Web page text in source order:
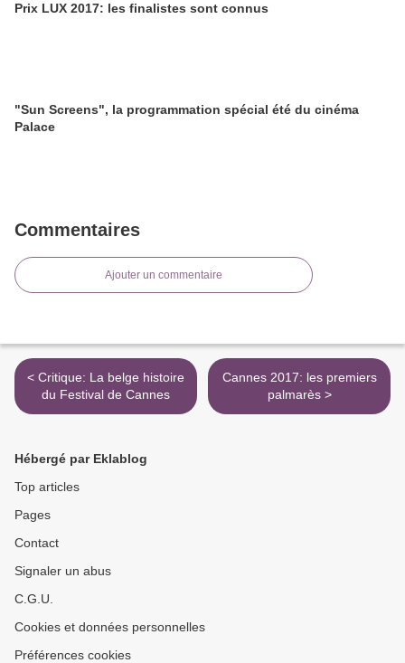
Prix LUX 2017: les finalistes sont connus
"Sun Screens", la programmation spécial été du cinéma
Palace
Commentaires
Ajouter un commentaire
< Critique: La belge histoire
du Festival de Cannes
Cannes 2017: les premiers
palmarès >
Hébergé par Eklablog
Top articles
Pages
Contact
Signaler un abus
C.G.U.
Cookies et données personnelles
Préférences cookies